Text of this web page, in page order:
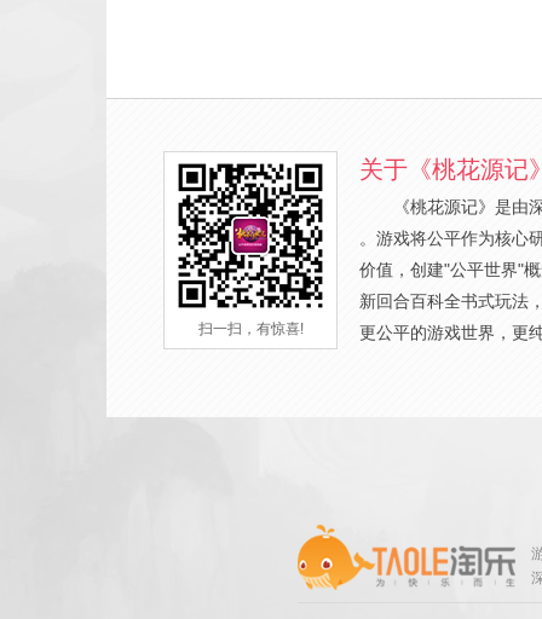
扫一扫，有惊喜!
关于《桃花源记
《桃花源记》是由
。游戏将公平作为核心
价值，创建"公平世界"
新回合百科全书式玩法
更公平的游戏世界，更